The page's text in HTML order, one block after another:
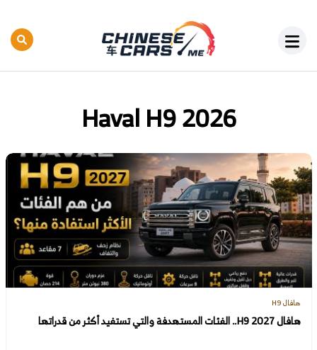
Haval H9 2026
هافال H9
هافال H9 2027.. الفئات المستهدفة والتي تستفيد أكثر من قدراتها